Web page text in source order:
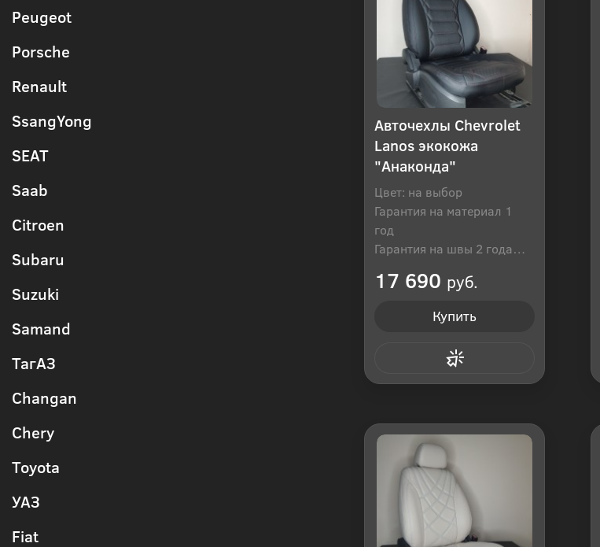
Peugeot
Porsche
Renault
SsangYong
SEAT
Saab
Citroen
Subaru
Suzuki
Samand
ТагАЗ
Changan
Chery
Toyota
УАЗ
Fiat
Авточехлы Chevrolet
Lanos экокожа
"Анаконда"
Цвет: на выбор
Гарантия на материал 1
год
Гарантия на швы 2 года
17 690 руб.
Купить